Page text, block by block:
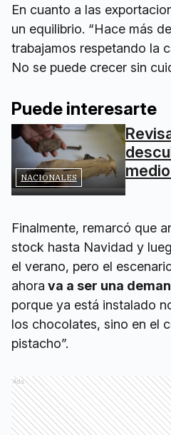
En cuanto a las
un equilibrio. “Hace más
trabajamos respetando la
No se puede crecer sin
Puede interesarte
NACIONALES
Finalmente, remarcó que
stock hasta Navidad y
el verano, pero el
ahora va a ser una
porque ya está instalado
los chocolates, sino en el
pistacho”.
Ads